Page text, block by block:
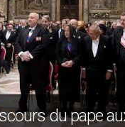
du pape